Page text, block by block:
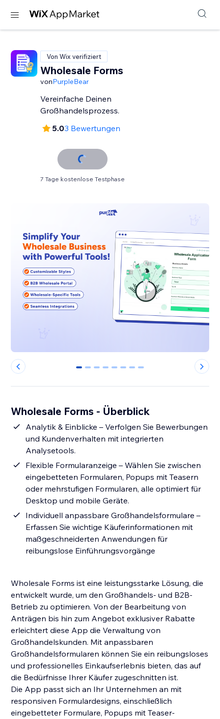
Von Wix verifiziert
Wholesale Forms
vonPurpleBear
Vereinfache Deinen
Großhandelsprozess.
5.03 Bewertungen
7 Tage kostenlose Testphase
0 1 2 3 4 5 6 7
Wholesale Forms - Überblick
Analytik & Einblicke – Verfolgen Sie Bewerbungen
und Kundenverhalten mit integrierten
Analysetools.
Flexible Formularanzeige – Wählen Sie zwischen
eingebetteten Formularen, Popups mit Teasern
oder mehrstufigen Formularen, alle optimiert für
Desktop und mobile Geräte.
Individuell anpassbare Großhandelsformulare –
Erfassen Sie wichtige Käuferinformationen mit
maßgeschneiderten Anwendungen für
reibungslose Einführungsvorgänge
Wholesale Forms ist eine leistungsstarke Lösung, die
entwickelt wurde, um den Großhandels- und B2B-
Betrieb zu optimieren. Von der Bearbeitung von
Anträgen bis hin zum Angebot exklusiver Rabatte
erleichtert diese App die Verwaltung von
Großhandelskunden. Mit anpassbaren
Großhandelsformularen können Sie ein reibungsloses
und professionelles Einkaufserlebnis bieten, das auf
die Bedürfnisse Ihrer Käufer zugeschnitten ist.
Die App passt sich an Ihr Unternehmen an mit
responsiven Formulardesigns, einschließlich
eingebetteter Formulare, Popups mit Teaser-